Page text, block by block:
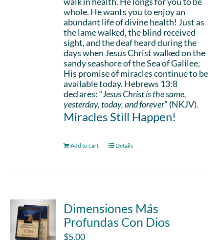
whole. He wants you to enjoy an
abundant life of divine health! Just as
the lame walked, the blind received
sight, and the deaf heard during the
days when Jesus Christ walked on the
sandy seashore of the Sea of Galilee,
His promise of miracles continue to be
available today. Hebrews 13:8
declares: “Jesus Christ is the same,
yesterday, today, and forever” (NKJV).
Miracles Still Happen!
Add to cart Details
Dimensiones Más
Profundas Con Dios
$5.00